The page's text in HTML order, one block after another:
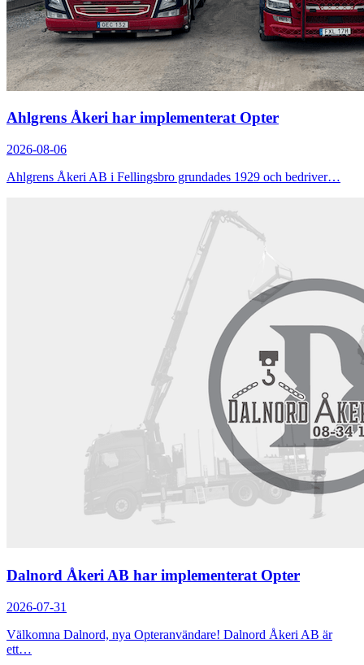
Ahlgrens Åkeri har implementerat Opter
2026-08-06
Ahlgrens Åkeri AB i Fellingsbro grundades 1929 och bedriver…
Dalnord Åkeri AB har implementerat Opter
2026-07-31
Välkomna Dalnord, nya Opteranvändare! Dalnord Åkeri AB är
ett…